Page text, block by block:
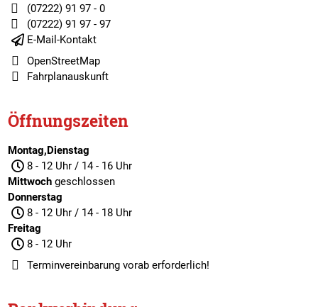
(07222) 91 97 - 0
(07222) 91 97 - 97
E-Mail-Kontakt
OpenStreetMap
Fahrplanauskunft
Öffnungszeiten
Montag,Dienstag
8 - 12 Uhr / 14 - 16 Uhr
Mittwochgeschlossen
Donnerstag
8 - 12 Uhr / 14 - 18 Uhr
Freitag
8 - 12 Uhr
Terminvereinbarungvorab erforderlich!